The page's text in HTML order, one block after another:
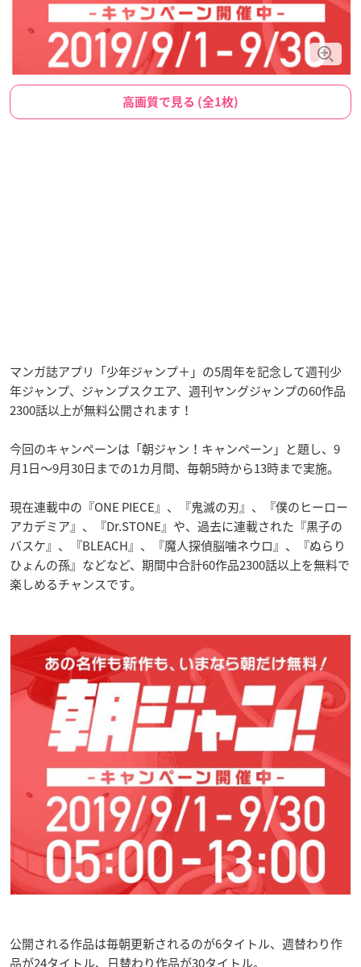
高画質で見る (全1枚)
マンガ誌アプリ「少年ジャンプ＋」の5周年を記念して週刊少
年ジャンプ、ジャンプスクエア、週刊ヤングジャンプの60作品
2300話以上が無料公開されます！
今回のキャンペーンは「朝ジャン！キャンペーン」と題し、9
月1日〜9月30日までの1カ月間、毎朝5時から13時まで実施。
現在連載中の『ONE PIECE』、『鬼滅の刃』、『僕のヒーロー
アカデミア』、『Dr.STONE』や、過去に連載された『黒子の
バスケ』、『BLEACH』、『魔人探偵脳噛ネウロ』、『ぬらり
ひょんの孫』などなど、期間中合計60作品2300話以上を無料で
楽しめるチャンスです。
公開される作品は毎朝更新されるのが6タイトル、週替わり作
品が24タイトル、日替わり作品が30タイトル。